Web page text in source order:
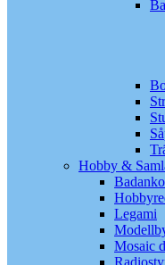
Hobby &
Legami
Mosaic